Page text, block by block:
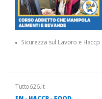
Sicurezza sul Lavoro e Haccp
Tutto626.it